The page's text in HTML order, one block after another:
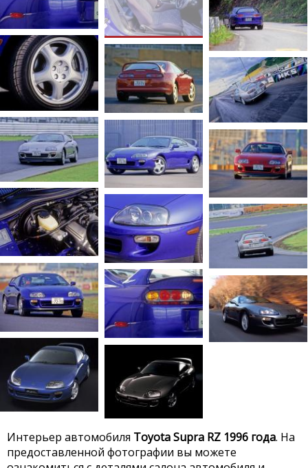
Интерьер автомобиля Toyota Supra RZ 1996 года. На
предоставленной фотографии вы можете